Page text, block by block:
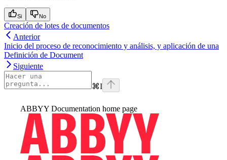
Si No
Creación de lotes de documentos
Anterior
Inicio del proceso de reconocimiento y análisis, y aplicación de una
Definición de Document
Siguiente
⌘I
ABBYY Documentation home page